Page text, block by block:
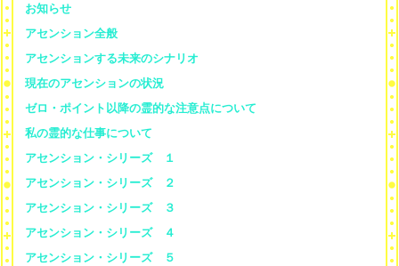
お知らせ
アセンション全般
アセンションする未来のシナリオ
現在のアセンションの状況
ゼロ・ポイント以降の霊的な注意点について
私の霊的な仕事について
アセンション・シリーズ １
アセンション・シリーズ ２
アセンション・シリーズ ３
アセンション・シリーズ ４
アセンション・シリーズ ５